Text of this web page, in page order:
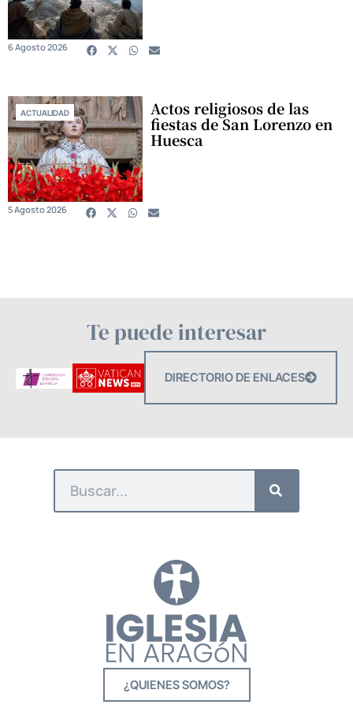
6 Agosto 2026
ACTUALIDAD Actos religiosos de las
fiestas de San Lorenzo en
Huesca
5 Agosto 2026
Te puede interesar
DIRECTORIO DE ENLACES
¿QUIENES SOMOS?